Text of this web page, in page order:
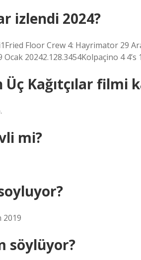
izlendi 2024?
Floor Crew 4: Hayrimator 29
20242.128.3454Kolpaçino 4 4’s
Kağıtçılar filmi
mi?
2019
söylüyor?